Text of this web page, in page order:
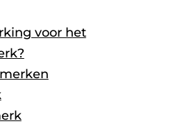
voor het